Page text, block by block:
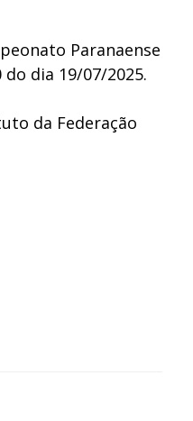
Paranaense
dia 19/07/2025.
da Federação